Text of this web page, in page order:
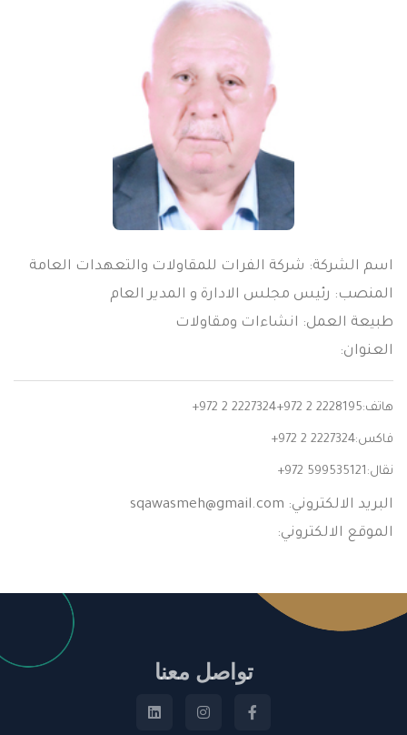
اسم الشركة: شركة الفرات للمقاولات والتعهدات العامة
المنصب: رئيس مجلس الادارة و المدير العام
طبيعة العمل: انشاءات ومقاولات
العنوان:
هاتف:+972 2 2227324+972 2 2228195
فاكس:+972 2 2227324
نقال: +972 599535121
البريد الالكتروني: sqawasmeh@gmail.com
الموقع الالكتروني:
تواصل معنا